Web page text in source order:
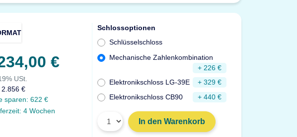
€
USt.
2.856 €
sparen:622 €
4 Wochen
Schlossoptionen
Schlüsselschloss
Mechanische Zahlenkombination
+ 226 €
Elektronikschloss LG-39E
+ 329 €
Elektronikschloss CB90
+ 440 €
In den Warenkorb